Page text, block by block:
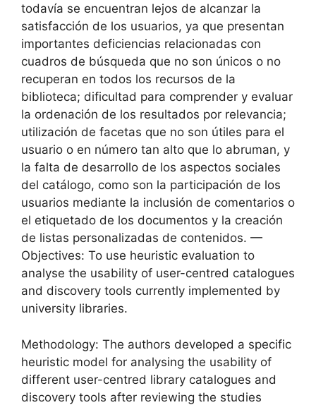
todavía se encuentran lejos de alcanzar la
satisfacción de los usuarios, ya que presentan
importantes deficiencias relacionadas con
cuadros de búsqueda que no son únicos o no
recuperan en todos los recursos de la
biblioteca; dificultad para comprender y evaluar
la ordenación de los resultados por relevancia;
utilización de facetas que no son útiles para el
usuario o en número tan alto que lo abruman, y
la falta de desarrollo de los aspectos sociales
del catálogo, como son la participación de los
usuarios mediante la inclusión de comentarios o
el etiquetado de los documentos y la creación
de listas personalizadas de contenidos. —
Objectives: To use heuristic evaluation to
analyse the usability of user-centred catalogues
and discovery tools currently implemented by
university libraries.
Methodology: The authors developed a specific
heuristic model for analysing the usability of
different user-centred library catalogues and
discovery tools after reviewing the studies